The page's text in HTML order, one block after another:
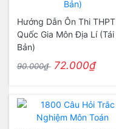
Hướng Dẫn Ôn Thi THPT
Quốc Gia Môn Địa Lí (Tái
Bản)
90.000₫ 72.000₫